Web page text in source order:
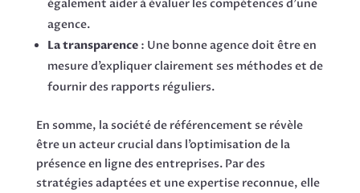
également aider à évaluer les compétences d’une
agence.
La transparence: Une bonne agence doit être en
mesure d’expliquer clairement ses méthodes et de
fournir des rapports réguliers.
En somme, la société de référencement se révèle
être un acteur crucial dans l’optimisation de la
présence en ligne des entreprises. Par des
stratégies adaptées et une expertise reconnue, elle